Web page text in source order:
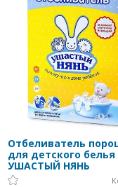
Отбеливатель
для детского белья
УШАСТЫЙ НЯНЬ